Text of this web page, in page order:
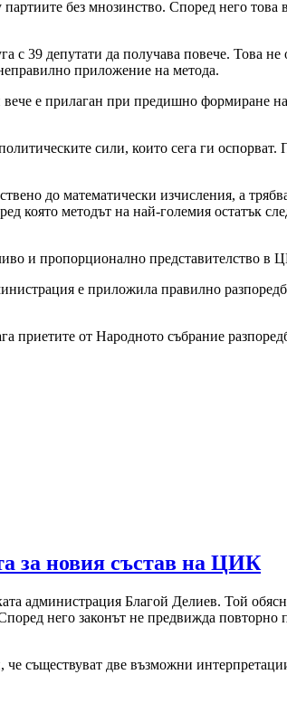
без мнозинство. Според него
с 39 депутати да получава повече. Това
приложение на метода.
е прилаган при предишно формиране
сили, които сега ги
до математически изчисления, а
която методът на най-големия остатък
и пропорционално представителство
е приложила правилно
приетите от Народното събрание
за новия състав на ЦИК
администрация Благой Делиев. Той
него законът не предвижда повторно
две възможни